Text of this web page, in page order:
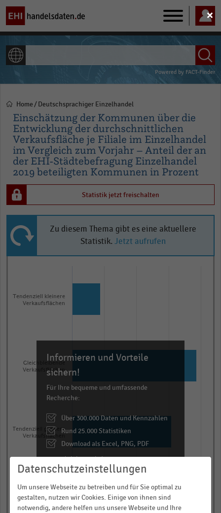
Main
navigation
Powered by FACT-Finder
Pfadnavigation
Home Deutschsprachiger Einzelhandel
Einschätzung der Kommunen über die
Entwicklung der durchschnittlichen
Verkaufsfläche je Filiale im Einzelhandel
im Vergleich zum Vorjahr – Anteil der an
der EHI-Städtebefragung Einzelhandel
2019 beteiligten Kommunen in Prozent
Statistik jetzt freischalten
Zu diesem Thema gibt es eine aktuellere
Statistik. Jetzt aufrufen
3
bars.
displaying
3
categories.
The
chart
Anteil der Befragten in Prozent
Tendenziell kleinere
Verkaufsflächen
Gleichbleibende
Verkaufsflächen
Tendenziell größere
Verkaufsflächen
0,0 0,3 0,5
End
Informieren und Vorteile
sichern!
Für Ihre bequeme und umfassende
Recherche:
Über 300.000 Daten und Kennzahlen
Rund 25.000 Statistiken
Download als Excel, PNG, PDF
… und vieles mehr!
JETZT INFORMIEREN
Datenschutzeinstellungen
Um unsere Webseite zu betreiben und für Sie optimal zu
gestalten, nutzen wir Cookies. Einige von ihnen sind
notwendig, andere helfen uns unsere Webseite und Ihre